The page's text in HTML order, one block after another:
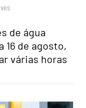
de água
16 de agosto,
várias horas